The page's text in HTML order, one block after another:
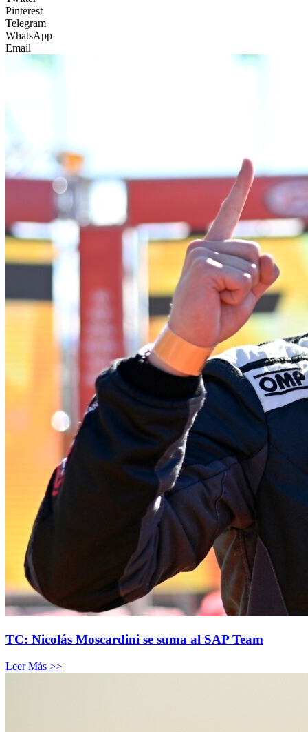
Pinterest
Telegram
WhatsApp
Email
TC: Nicolás Moscardini se suma al SAP Team
Leer Más >>